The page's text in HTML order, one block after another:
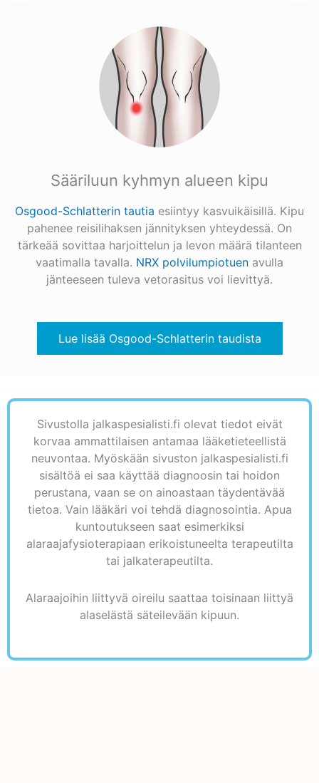
Sääriluun kyhmyn alueen kipu
Osgood-Schlatterin tautia esiintyy kasvuikäisillä. Kipu
pahenee reisilihaksen jännityksen yhteydessä. On
tärkeää sovittaa harjoittelun ja levon määrä tilanteen
vaatimalla tavalla. NRX polvilumpiotuen avulla
jänteeseen tuleva vetorasitus voi lievittyä.
Lue lisää Osgood-Schlatterin taudista
Sivustolla jalkaspesialisti.fi olevat tiedot eivät
korvaa ammattilaisen antamaa lääketieteellistä
neuvontaa. Myöskään sivuston jalkaspesialisti.fi
sisältöä ei saa käyttää diagnoosin tai hoidon
perustana, vaan se on ainoastaan täydentävää
tietoa. Vain lääkäri voi tehdä diagnosointia. Apua
kuntoutukseen saat esimerkiksi
alaraajafysioterapiaan erikoistuneelta terapeutilta
tai jalkaterapeutilta.
Alaraajoihin liittyvä oireilu saattaa toisinaan liittyä
alaselästä säteilevään kipuun.